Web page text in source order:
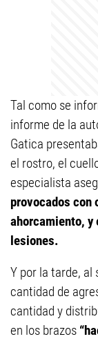
Tal como se
informe de la
Gatica
el rostro, el
especialista
provocados con
ahorcamiento, y
lesiones.
Y por la tarde, al
cantidad de
cantidad y
en los brazos